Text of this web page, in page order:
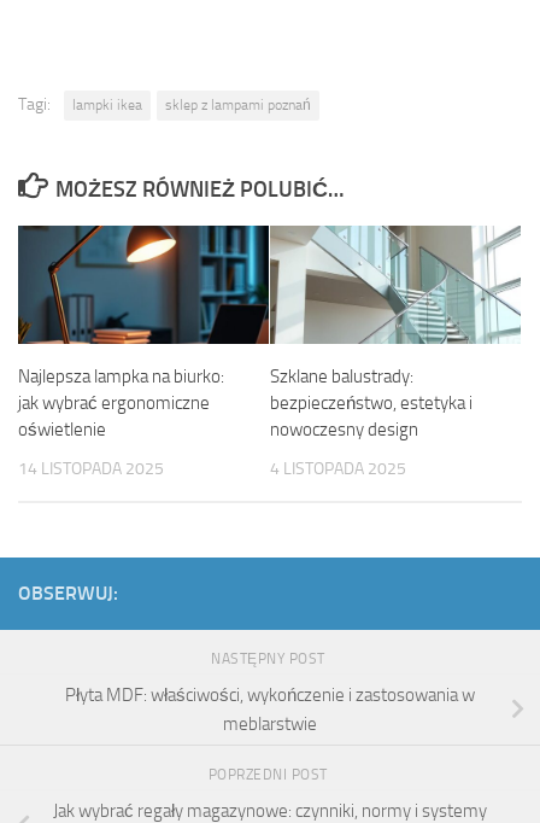
Tagi: lampki ikea sklep z lampami poznań
MOŻESZ RÓWNIEŻ POLUBIĆ…
Najlepsza lampka na biurko:
jak wybrać ergonomiczne
oświetlenie
14 LISTOPADA 2025
Szklane balustrady:
bezpieczeństwo, estetyka i
nowoczesny design
4 LISTOPADA 2025
OBSERWUJ:
NASTĘPNY POST
Płyta MDF: właściwości, wykończenie i zastosowania w
meblarstwie
POPRZEDNI POST
Jak wybrać regały magazynowe: czynniki, normy i systemy